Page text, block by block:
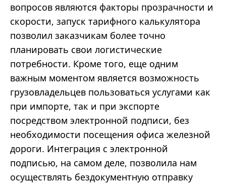
вопросов являются факторы прозрачности и
скорости, запуск тарифного калькулятора
позволил заказчикам более точно
планировать свои логистические
потребности. Кроме того, еще одним
важным моментом является возможность
грузовладельцев пользоваться услугами как
при импорте, так и при экспорте
посредством электронной подписи, без
необходимости посещения офиса железной
дороги. Интеграция с электронной
подписью, на самом деле, позволила нам
осуществлять бездокументную отправку